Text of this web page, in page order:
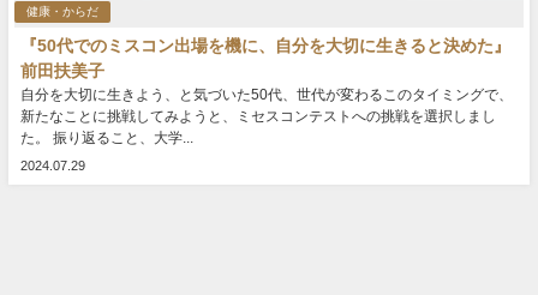
健康・からだ
『50代でのミスコン出場を機に、自分を大切に生きると決めた』
前田扶美子
自分を大切に生きよう、と気づいた50代、世代が変わるこのタイミングで、
新たなことに挑戦してみようと、ミセスコンテストへの挑戦を選択しまし
た。 振り返ること、大学...
2024.07.29